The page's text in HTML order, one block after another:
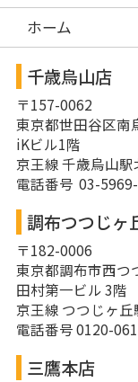
ホーム
千歳烏山店
〒157-0062
東京都世田谷区南
iKビル1階
京王線 千歳烏山
電話番号 03-
調布つつじヶ
〒182-0006
東京都調布市西つ
田村第一ビル 3階
京王線 つつじヶ
電話番号 0120-
三鷹本店